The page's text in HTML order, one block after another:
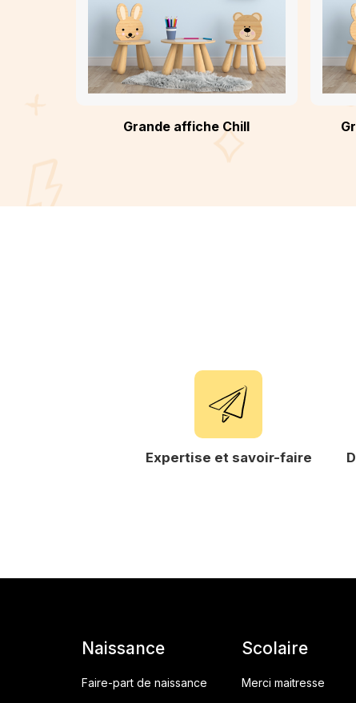
Grande affiche Chill
Expertise et savoir-faire
Naissance
Faire-part de naissance
Scolaire
Merci maitresse